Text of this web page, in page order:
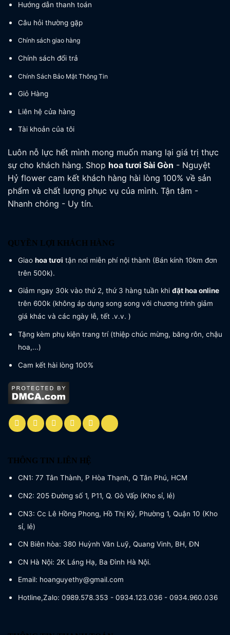
Hướng dẫn thanh toán
Câu hỏi thường gặp
Chính sách giao hàng
Chính sách đổi trả
Chính Sách Bảo Mật Thông Tin
Giỏ Hàng
Liên hệ cửa hàng
Tài khoản của tôi
Luôn nỗ lực hết mình mong muốn mang lại giá trị thực
sự cho khách hàng. Shop hoa tươi Sài Gòn - Nguyệt
Hỷ flower cam kết khách hàng hài lòng 100% về sản
phẩm và chất lượng phục vụ của mình. Tận tâm -
Nhanh chóng - Uy tín.
QUYỀN LỢI KHÁCH HÀNG
Giao hoa tươi tận nơi miễn phí nội thành (Bán kính 10km đơn
trên 500k).
Giảm ngay 30k vào thứ 2, thứ 3 hàng tuần khi đặt hoa online
trên 600k (không áp dụng song song với chương trình giảm
giá khác và các ngày lễ, tết .v.v. )
Tặng kèm phụ kiện trang trí (thiệp chúc mừng, băng rôn, chậu
hoa,...)
Cam kết hài lòng 100%
THÔNG TIN LIÊN HỆ
CN1: 77 Tân Thành, P Hòa Thạnh, Q Tân Phú, HCM
CN2: 205 Đường số 1, P11, Q. Gò Vấp (Kho sỉ, lẻ)
CN3: Cc Lê Hồng Phong, Hồ Thị Kỷ, Phường 1, Quận 10 (Kho
sỉ, lẻ)
CN Biên hòa: 380 Huỳnh Văn Luỹ, Quang Vinh, BH, ĐN
CN Hà Nội: 2K Láng Hạ, Ba Đình Hà Nội.
Email: hoanguyethy@gmail.com
Hotline,Zalo: 0989.578.353 - 0934.123.036 - 0934.960.036